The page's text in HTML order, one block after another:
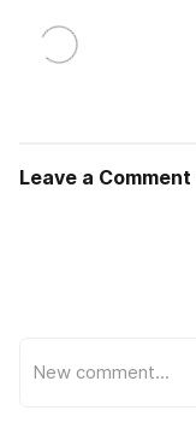
Leave a Comment